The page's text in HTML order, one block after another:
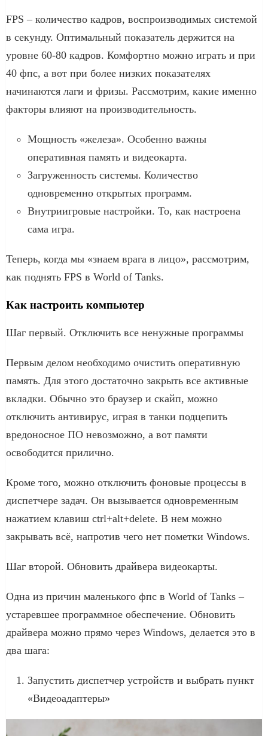
FPS – количество кадров, воспроизводимых системой
в секунду. Оптимальный показатель держится на
уровне 60-80 кадров. Комфортно можно играть и при
40 фпс, а вот при более низких показателях
начинаются лаги и фризы. Рассмотрим, какие именно
факторы влияют на производительность.
Мощность «железа». Особенно важны
оперативная память и видеокарта.
Загруженность системы. Количество
одновременно открытых программ.
Внутриигровые настройки. То, как настроена
сама игра.
Теперь, когда мы «знаем врага в лицо», рассмотрим,
как поднять FPS в World of Tanks.
Как настроить компьютер
Шаг первый. Отключить все ненужные программы
Первым делом необходимо очистить оперативную
память. Для этого достаточно закрыть все активные
вкладки. Обычно это браузер и скайп, можно
отключить антивирус, играя в танки подцепить
вредоносное ПО невозможно, а вот памяти
освободится прилично.
Кроме того, можно отключить фоновые процессы в
диспетчере задач. Он вызывается одновременным
нажатием клавиш ctrl+alt+delete. В нем можно
закрывать всё, напротив чего нет пометки Windows.
Шаг второй. Обновить драйвера видеокарты.
Одна из причин маленького фпс в World of Tanks –
устаревшее программное обеспечение. Обновить
драйвера можно прямо через Windows, делается это в
два шага:
Запустить диспетчер устройств и выбрать пункт
«Видеоадаптеры»